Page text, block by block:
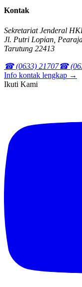
Kontak
Sekretariat Jenderal
Jl. Putri Lopian,
Tarutung 22413
☎ (0633) 21707☎
Info kontak lengkap →
Ikuti Kami